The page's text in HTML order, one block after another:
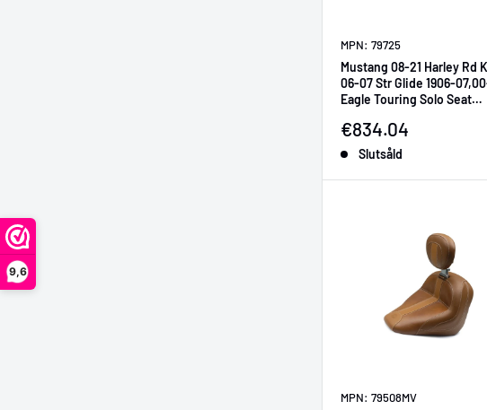
9,6
MPN: 79725
Mustang 08-21 Harley Rd
06-07 Str Glide 1906-
Eagle Touring Solo Seat
Försäljningspris
€834.04
Slutsåld
MPN: 79508MV